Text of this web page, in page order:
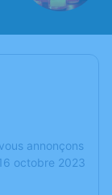
annonçons
octobre 2023